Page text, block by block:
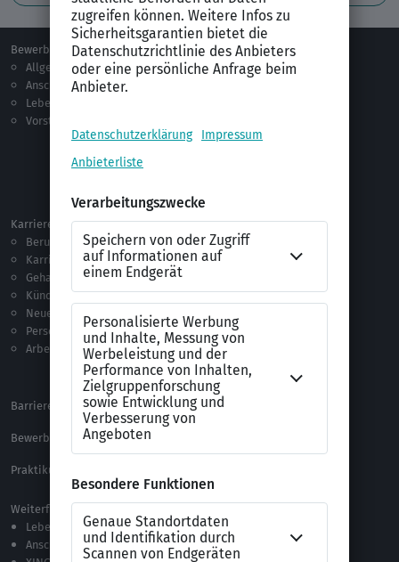
Bewerben
Allgemeines
Anschreiben
Lebenslauf
Vorstellungsgespräch
Berufsorientierung
Ausbildung
Jobprofile
Karriere
Berufseinstieg
Karriere machen
Gehalt
Kündigung
Neue Arbeitswelt
Personalführung
Arbeitsrecht
Vorlagen & Tests
Anschreiben-Vorlagen
Lebenslauf-Vorlagen
Checklisten
Testverfahren
Alle Word-Dateien
Alle Downloads
Barrierefreiheitserklärung
XING Impressum
Bewerbungs-FAQ
Praktikum Online Marketing
Weiterführende Links
Lebenslauf-Editor
Anschreiben-Editor